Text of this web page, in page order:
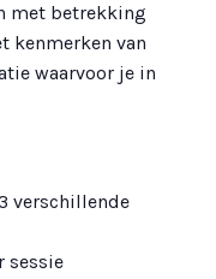
met betrekking
kenmerken van
waarvoor je in
verschillende
sessie